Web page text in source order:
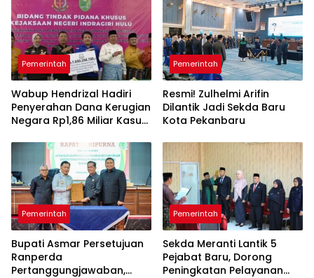
Pemerintah
Wabup Hendrizal Hadiri
Penyerahan Dana Kerugian
Negara Rp1,86 Miliar Kasus
Pemerintah
Resmi! Zulhelmi Arifin
Dilantik Jadi Sekda Baru
Kota Pekanbaru
Pemerintah
Bupati Asmar Persetujuan
Ranperda
Pertanggungjawaban,
Pemerintah
Sekda Meranti Lantik 5
Pejabat Baru, Dorong
Peningkatan Pelayanan